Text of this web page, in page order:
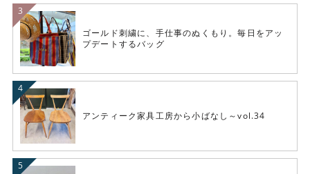
ゴールド刺繍に、手仕事のぬくもり。毎日をアッ
プデートするバッグ
アンティーク家具工房から小ばなし～vol.34